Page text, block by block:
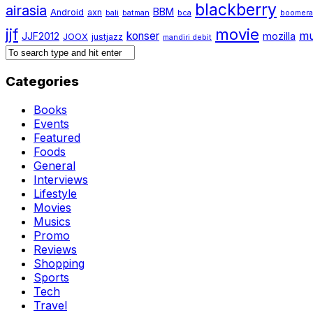
airasia Android axn bali batman BBM bca blackberry
jjf JJF2012 JOOX justjazz konser mandiri debit movie mozilla
Categories
Books
Events
Featured
Foods
General
Interviews
Lifestyle
Movies
Musics
Promo
Reviews
Shopping
Sports
Tech
Travel